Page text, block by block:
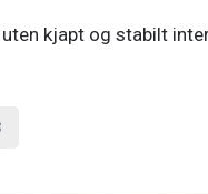
kjapt og stabilt